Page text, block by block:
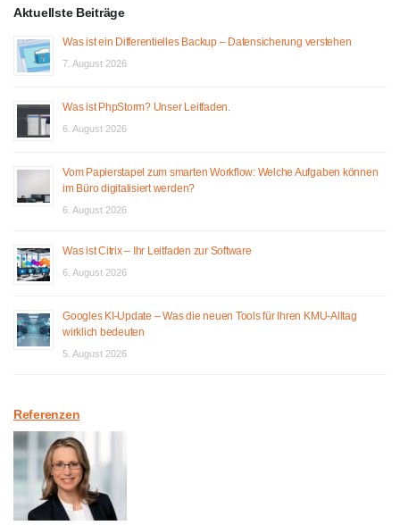
Aktuellste Beiträge
Was ist ein Differentielles Backup – Datensicherung verstehen
7. August 2026
Was ist PhpStorm? Unser Leitfaden.
6. August 2026
Vom Papierstapel zum smarten Workflow: Welche Aufgaben können
im Büro digitalisiert werden?
6. August 2026
Was ist Citrix – Ihr Leitfaden zur Software
6. August 2026
Googles KI-Update – Was die neuen Tools für Ihren KMU-Alltag
wirklich bedeuten
5. August 2026
Referenzen